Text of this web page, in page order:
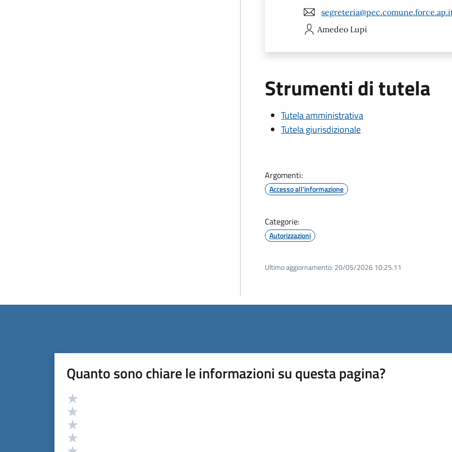
Amedeo Lupi
Strumenti di tutela
Tutela amministrativa
Tutela giurisdizionale
Argomenti:
Accesso all'informazione
Categorie:
Autorizzazioni
Ultimo aggiornamento: 20/05/2026 10:25.11
Quanto sono chiare le informazioni su questa pagina?
Valutazione